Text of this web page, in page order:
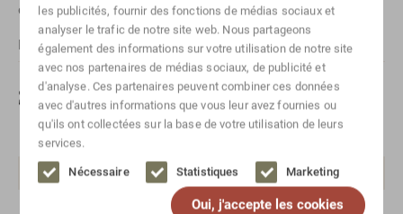
les publicités, fournir des fonctions de médias sociaux et
analyser le trafic de notre site web. Nous partageons
également des informations sur votre utilisation de notre site
avec nos partenaires de médias sociaux, de publicité et
d'analyse. Ces partenaires peuvent combiner ces données
avec d'autres informations que vous leur avez fournies ou
qu'ils ont collectées sur la base de votre utilisation de leurs
services.
Nécessaire Statistiques Marketing
Oui, j'accepte les cookies
concerné.
Pour les envois internationaux, veuillezcontactnous.
Spécifications
Couleur
Matériau Bois de rose, tissu
Modernité du milieu du siècle,